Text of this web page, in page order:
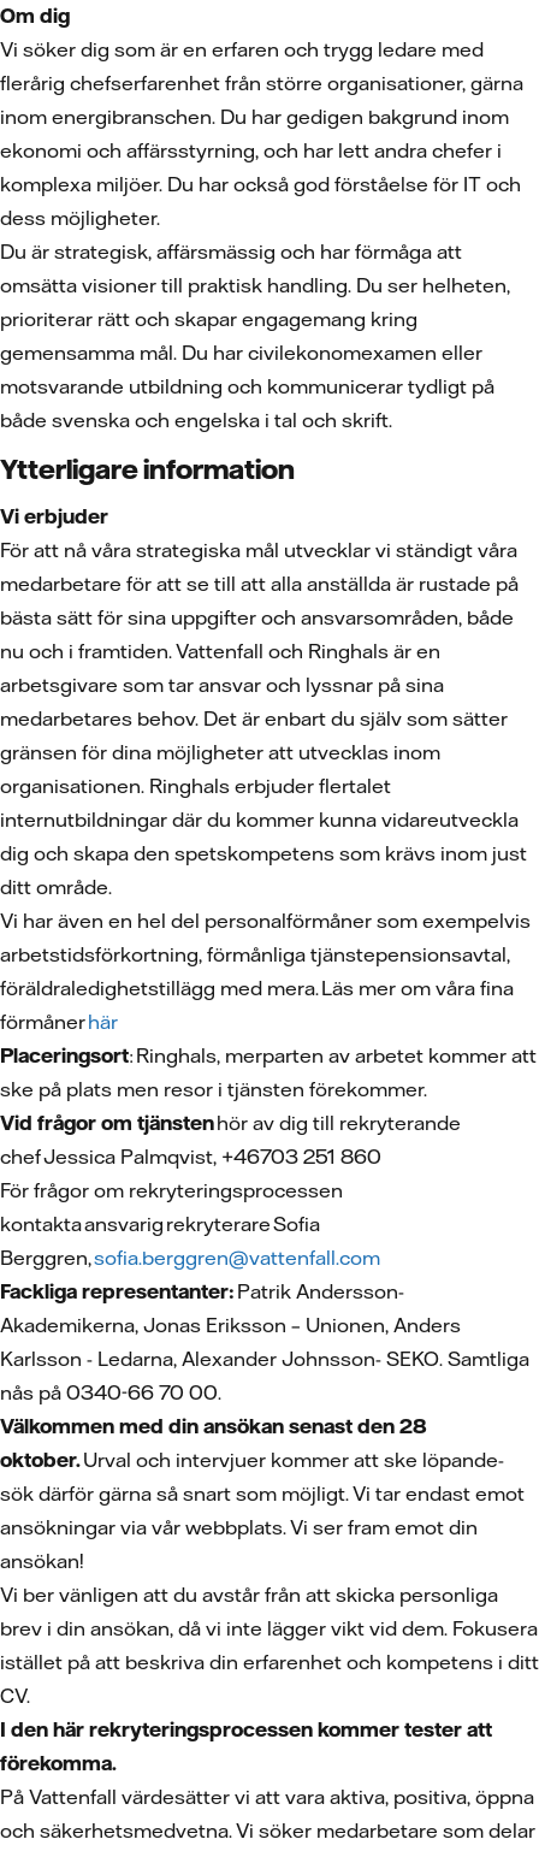
Om dig
Vi söker dig som är en erfaren och trygg ledare med
flerårig chefserfarenhet från större organisationer, gärna
inom energibranschen. Du har gedigen bakgrund inom
ekonomi och affärsstyrning, och har lett andra chefer i
komplexa miljöer. Du har också god förståelse för IT och
dess möjligheter.
Du är strategisk, affärsmässig och har förmåga att
omsätta visioner till praktisk handling. Du ser helheten,
prioriterar rätt och skapar engagemang kring
gemensamma mål. Du har civilekonomexamen eller
motsvarande utbildning och kommunicerar tydligt på
både svenska och engelska i tal och skrift.
Ytterligare information
Vi erbjuder
För att nå våra strategiska mål utvecklar vi ständigt våra
medarbetare för att se till att alla anställda är rustade på
bästa sätt för sina uppgifter och ansvarsområden, både
nu och i framtiden. Vattenfall och Ringhals är en
arbetsgivare som tar ansvar och lyssnar på sina
medarbetares behov. Det är enbart du själv som sätter
gränsen för dina möjligheter att utvecklas inom
organisationen. Ringhals erbjuder flertalet
internutbildningar där du kommer kunna vidareutveckla
dig och skapa den spetskompetens som krävs inom just
ditt område.
Vi har även en hel del personalförmåner som exempelvis
arbetstidsförkortning, förmånliga tjänstepensionsavtal,
föräldraledighetstillägg med mera. Läs mer om våra fina
förmånerhär
Placeringsort: Ringhals, merparten av arbetet kommer att
ske på plats men resor i tjänsten förekommer.
Vid frågor om tjänstenhör av dig till rekryterande
chef Jessica Palmqvist, +46703 251 860
För frågor om rekryteringsprocessen
kontakta ansvarig rekryterare Sofia
Berggren,sofia.berggren@vattenfall.com
Fackliga representanter: Patrik Andersson-
Akademikerna, Jonas Eriksson – Unionen, Anders
Karlsson - Ledarna, Alexander Johnsson- SEKO. Samtliga
nås på 0340-66 70 00.
Välkommen med din ansökan senast den 28
oktober.Urval och intervjuer kommer att ske löpande-
sök därför gärna så snart som möjligt. Vi tar endast emot
ansökningar via vår webbplats. Vi ser fram emot din
ansökan!
Vi ber vänligen att du avstår från att skicka personliga
brev i din ansökan, då vi inte lägger vikt vid dem. Fokusera
istället på att beskriva din erfarenhet och kompetens i ditt
CV.
I den här rekryteringsprocessen kommer tester att
förekomma.
På Vattenfall värdesätter vi att vara aktiva, positiva, öppna
och säkerhetsmedvetna. Vi söker medarbetare som delar